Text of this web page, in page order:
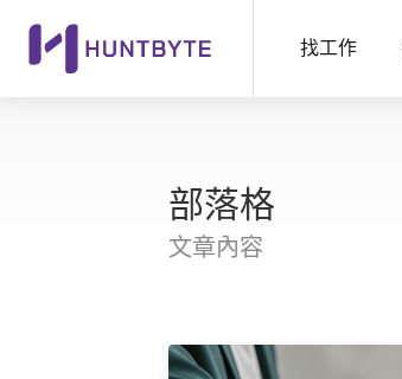
找工作
部落格
文章內容